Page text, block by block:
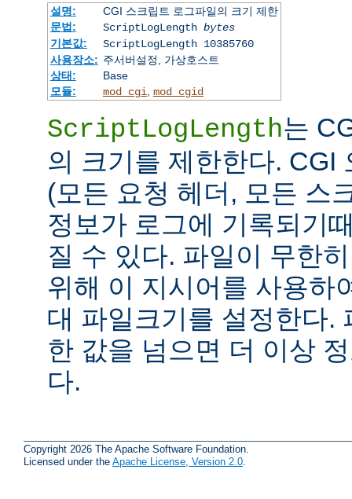
설명:
CGI 스크립트 로그파일의 크기 제한
문법:
ScriptLogLength bytes
기본값:
ScriptLogLength 10385760
사용장소: 주서버설정, 가상호스트
상태:
Base
모듈:
mod_cgi mod_cgid
ScriptLogLength는
의 크기를 제한한다. CGI
(모든 요청 헤더, 모든 스
정보가 로그에 기록되기
질 수 있다. 파일이 무한
위해 이 지시어를 사용하
대 파일크기를 설정한다.
한 값을 넘으면 더 이상
다.
Copyright 2026 The Apache Software Foundation.
Licensed under the Apache License, Version 2.0.